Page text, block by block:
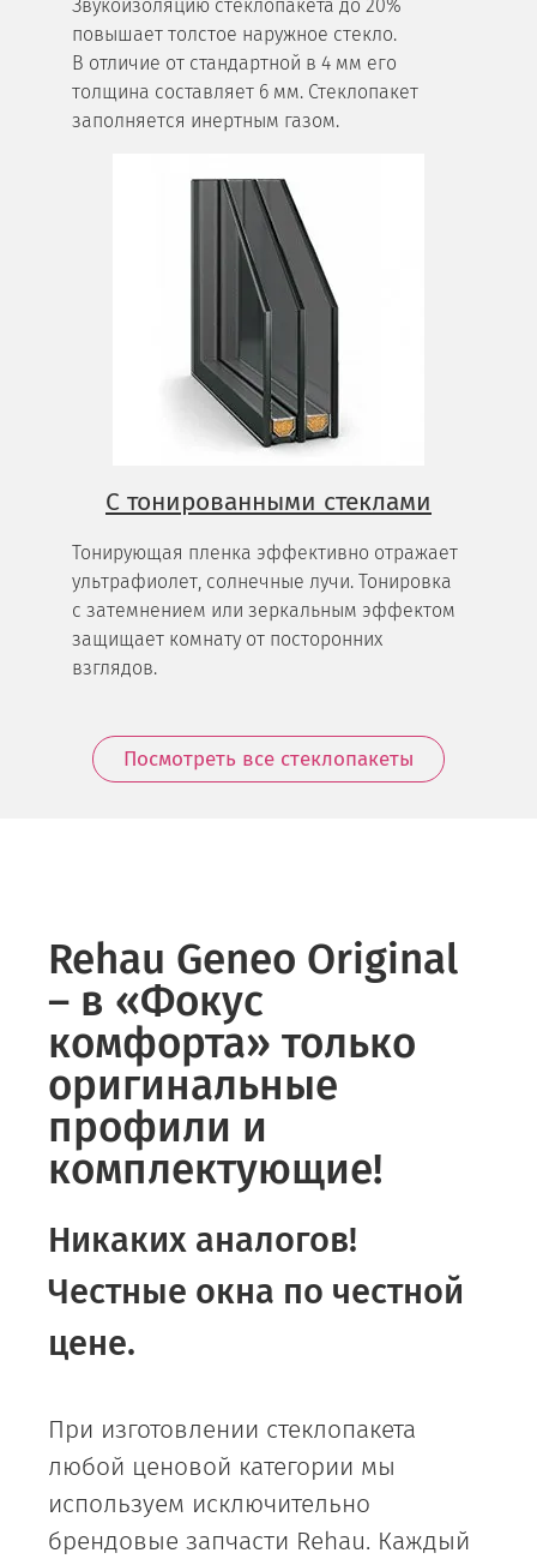
Звукоизоляцию стеклопакета до 20%
повышает толстое наружное стекло.
В отличие от стандартной в 4 мм его
толщина составляет 6 мм. Стеклопакет
заполняется инертным газом.
С тонированными стеклами
Тонирующая пленка эффективно отражает
ультрафиолет, солнечные лучи. Тонировка
с затемнением или зеркальным эффектом
защищает комнату от посторонних
взглядов.
Посмотреть все стеклопакеты
Rehau Geneo Original
– в «Фокус
комфорта» только
оригинальные
профили и
комплектующие!
Никаких аналогов!
Честные окна по честной
цене.
При изготовлении стеклопакета
любой ценовой категории мы
используем исключительно
брендовые запчасти Rehau. Каждый